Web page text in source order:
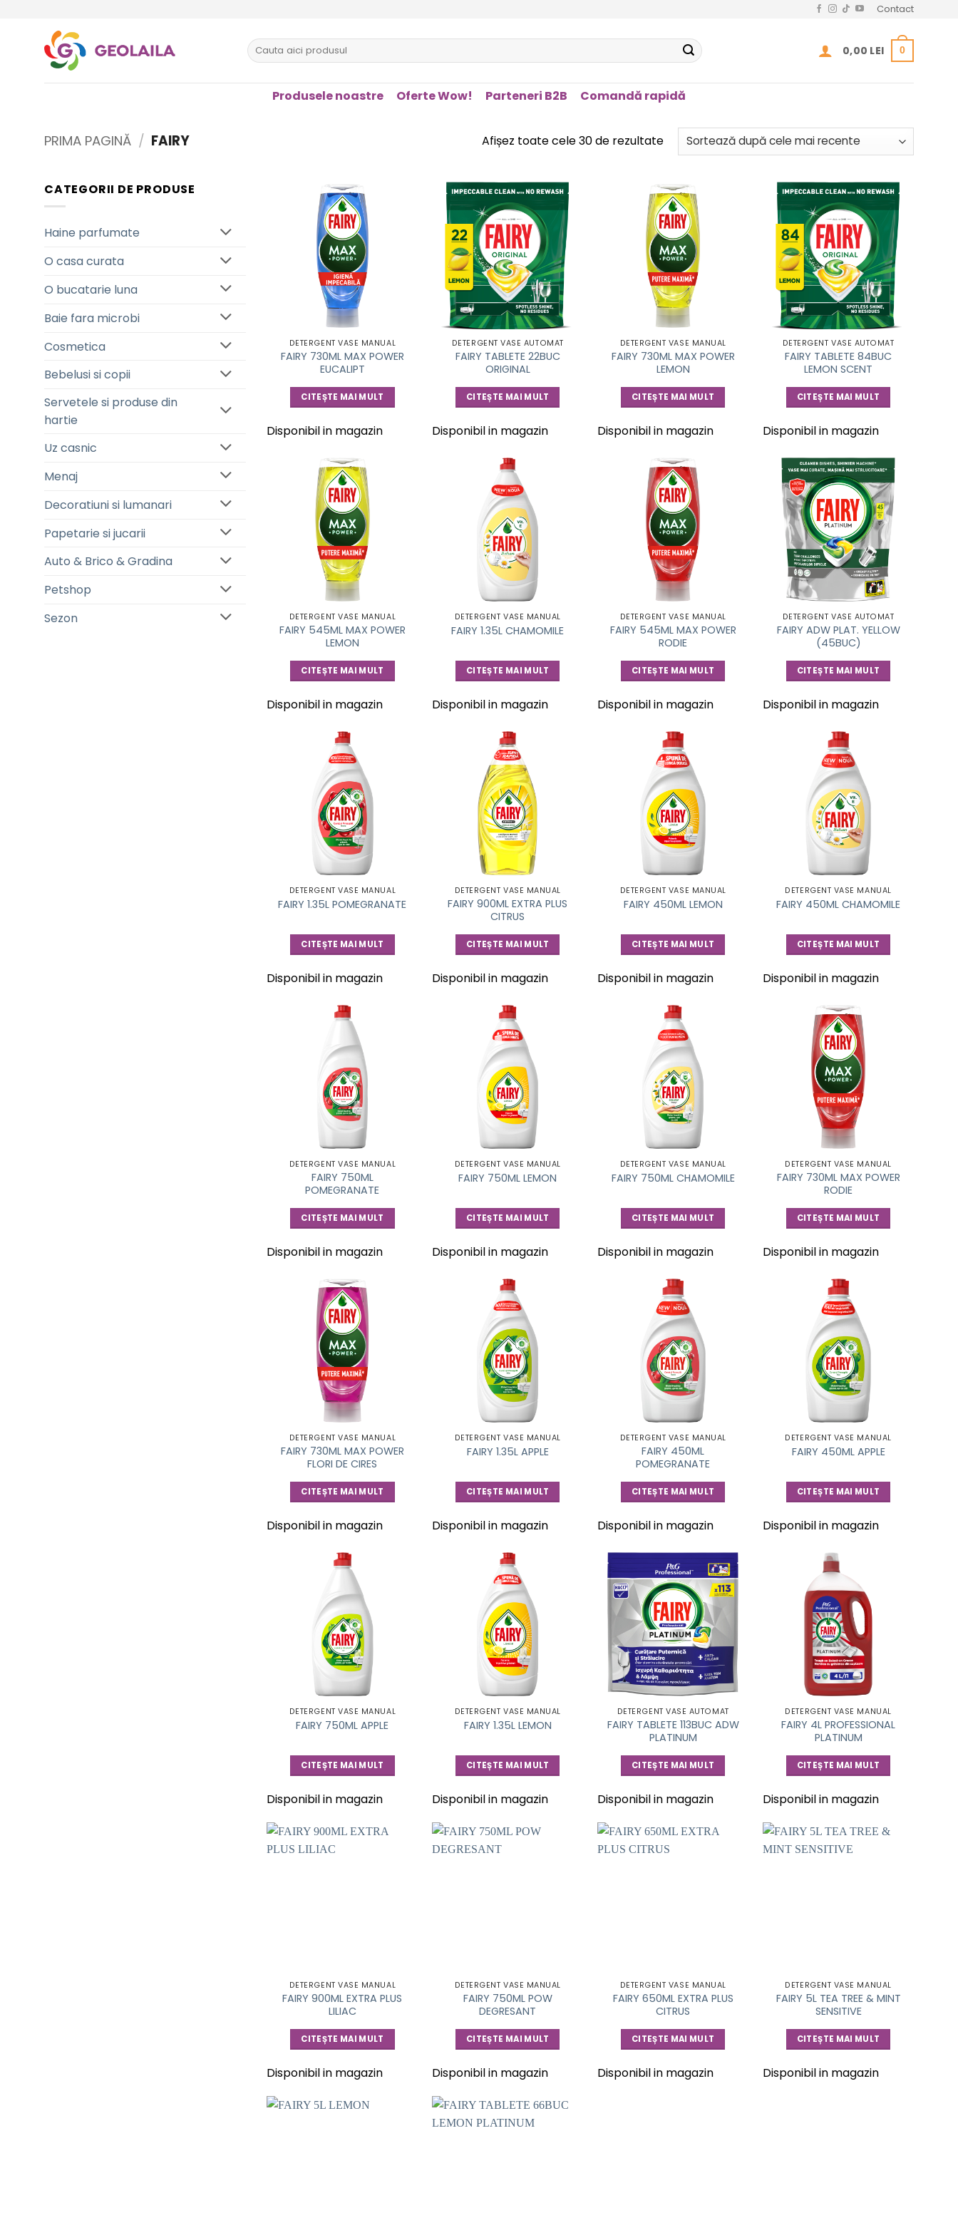
conținut
Contact
Caută
după:
0,00 LEI 0
Produsele noastre Oferte Wow! Parteneri B2B Comandă rapidă
PRIMA PAGINĂ / FAIRY Afișez toate cele 30 de rezultateSortat
după
mai
recente
CATEGORII DE PRODUSE
Haine parfumate
O casa curata
O bucatarie luna
Baie fara microbi
Cosmetica
Bebelusi si copii
Servetele si produse din
hartie
Uz casnic
Menaj
Decoratiuni si lumanari
Papetarie si jucarii
Auto & Brico & Gradina
Petshop
Sezon
DETERGENT VASE MANUAL
FAIRY 730ML MAX POWER
EUCALIPT
CITEȘTE MAI MULT
Disponibil in magazin
DETERGENT VASE AUTOMAT
FAIRY TABLETE 22BUC
ORIGINAL
CITEȘTE MAI MULT
Disponibil in magazin
DETERGENT VASE MANUAL
FAIRY 730ML MAX POWER
LEMON
CITEȘTE MAI MULT
Disponibil in magazin
DETERGENT VASE AUTOMAT
FAIRY TABLETE 84BUC
LEMON SCENT
CITEȘTE MAI MULT
Disponibil in magazin
DETERGENT VASE MANUAL
FAIRY 545ML MAX POWER
LEMON
CITEȘTE MAI MULT
Disponibil in magazin
DETERGENT VASE MANUAL
FAIRY 1.35L CHAMOMILE
CITEȘTE MAI MULT
Disponibil in magazin
DETERGENT VASE MANUAL
FAIRY 545ML MAX POWER
RODIE
CITEȘTE MAI MULT
Disponibil in magazin
DETERGENT VASE AUTOMAT
FAIRY ADW PLAT. YELLOW
(45BUC)
CITEȘTE MAI MULT
Disponibil in magazin
DETERGENT VASE MANUAL
FAIRY 1.35L POMEGRANATE
CITEȘTE MAI MULT
Disponibil in magazin
DETERGENT VASE MANUAL
FAIRY 900ML EXTRA PLUS
CITRUS
CITEȘTE MAI MULT
Disponibil in magazin
DETERGENT VASE MANUAL
FAIRY 450ML LEMON
CITEȘTE MAI MULT
Disponibil in magazin
DETERGENT VASE MANUAL
FAIRY 450ML CHAMOMILE
CITEȘTE MAI MULT
Disponibil in magazin
DETERGENT VASE MANUAL
FAIRY 750ML
POMEGRANATE
CITEȘTE MAI MULT
Disponibil in magazin
DETERGENT VASE MANUAL
FAIRY 750ML LEMON
CITEȘTE MAI MULT
Disponibil in magazin
DETERGENT VASE MANUAL
FAIRY 750ML CHAMOMILE
CITEȘTE MAI MULT
Disponibil in magazin
DETERGENT VASE MANUAL
FAIRY 730ML MAX POWER
RODIE
CITEȘTE MAI MULT
Disponibil in magazin
DETERGENT VASE MANUAL
FAIRY 730ML MAX POWER
FLORI DE CIRES
CITEȘTE MAI MULT
Disponibil in magazin
DETERGENT VASE MANUAL
FAIRY 1.35L APPLE
CITEȘTE MAI MULT
Disponibil in magazin
DETERGENT VASE MANUAL
FAIRY 450ML
POMEGRANATE
CITEȘTE MAI MULT
Disponibil in magazin
DETERGENT VASE MANUAL
FAIRY 450ML APPLE
CITEȘTE MAI MULT
Disponibil in magazin
DETERGENT VASE MANUAL
FAIRY 750ML APPLE
CITEȘTE MAI MULT
Disponibil in magazin
DETERGENT VASE MANUAL
FAIRY 1.35L LEMON
CITEȘTE MAI MULT
Disponibil in magazin
DETERGENT VASE AUTOMAT
FAIRY TABLETE 113BUC ADW
PLATINUM
CITEȘTE MAI MULT
Disponibil in magazin
DETERGENT VASE MANUAL
FAIRY 4L PROFESSIONAL
PLATINUM
CITEȘTE MAI MULT
Disponibil in magazin
DETERGENT VASE MANUAL
FAIRY 900ML EXTRA PLUS
LILIAC
CITEȘTE MAI MULT
Disponibil in magazin
DETERGENT VASE MANUAL
FAIRY 750ML POW
DEGRESANT
CITEȘTE MAI MULT
Disponibil in magazin
DETERGENT VASE MANUAL
FAIRY 650ML EXTRA PLUS
CITRUS
CITEȘTE MAI MULT
Disponibil in magazin
DETERGENT VASE MANUAL
FAIRY 5L TEA TREE & MINT
SENSITIVE
CITEȘTE MAI MULT
Disponibil in magazin